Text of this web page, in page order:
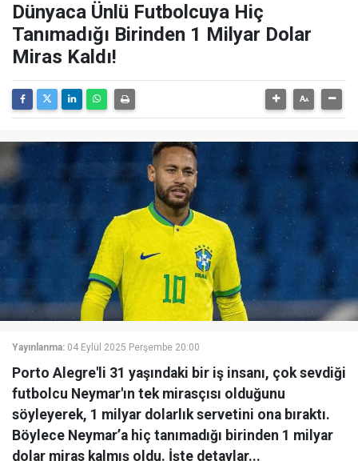
Dünyaca Ünlü Futbolcuya Hiç
Tanımadığı Birinden 1 Milyar Dolar
Miras Kaldı!
Yayınlanma: 04 Eylül 2025 Perşembe 20:00
Porto Alegre'li 31 yaşındaki bir iş insanı, çok sevdiği
futbolcu Neymar'ın tek mirasçısı olduğunu
söyleyerek, 1 milyar dolarlık servetini ona bıraktı.
Böylece Neymar’a hiç tanımadığı birinden 1 milyar
dolar miras kalmış oldu. İşte detaylar...